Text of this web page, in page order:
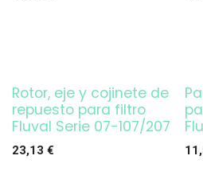
Rotor, eje y cojinete de
repuesto para filtro
Fluval Serie 07-107/207
23,13 €